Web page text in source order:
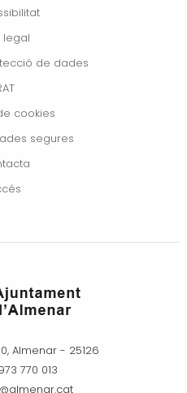
legal
de dades
cookies
segures
Almenar - 25126
770 013